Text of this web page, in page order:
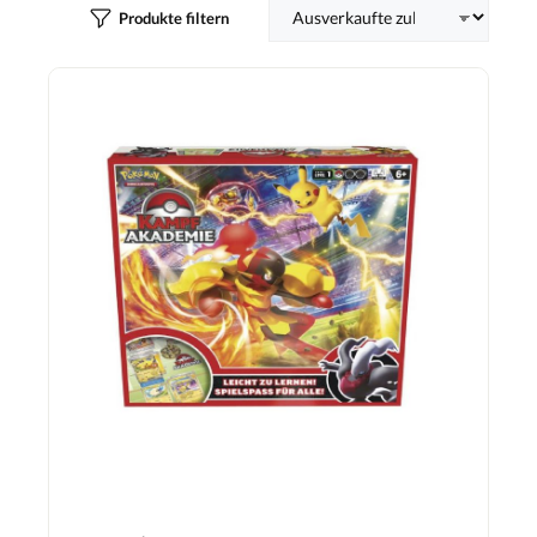
Produkte filtern